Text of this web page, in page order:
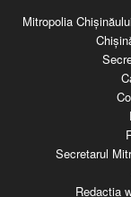
Mitropolia
Secretarul
Redacția